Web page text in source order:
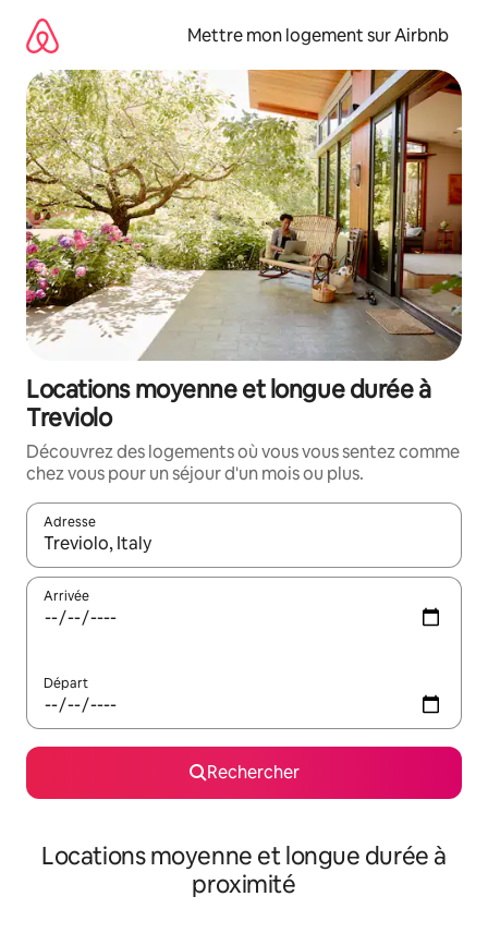
directement
contenu
Mettre mon logement sur Airbnb
Locations moyenne et longue durée à
Treviolo
Découvrez des logements où vous vous sentez comme
chez vous pour un séjour d'un mois ou plus.
Adresse
Lorsque les résultats s'affichent, utilisez les flèches vers le
Arrivée
Départ
Rechercher
Locations moyenne et longue durée à
proximité